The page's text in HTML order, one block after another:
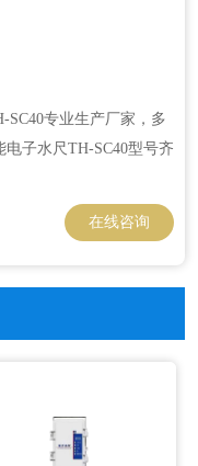
SC40专业生产厂家，多
子水尺TH-SC40型号齐
在线咨询